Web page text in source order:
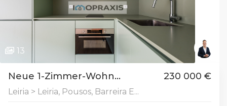
13
Neue 1-Zimmer-Wohn... 230 000 €
Leiria > Leiria, Pousos, Barreira E...